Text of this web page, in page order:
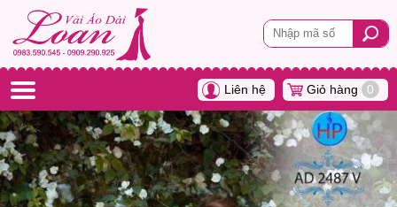
Liên hệ Giỏ hàng 0